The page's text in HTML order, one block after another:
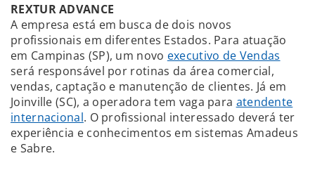
REXTUR ADVANCE
A empresa está em busca de dois novos
profissionais em diferentes Estados. Para atuação
em Campinas (SP), um novo executivo de Vendas
será responsável por rotinas da área comercial,
vendas, captação e manutenção de clientes. Já em
Joinville (SC), a operadora tem vaga para atendente
internacional. O profissional interessado deverá ter
experiência e conhecimentos em sistemas Amadeus
e Sabre.